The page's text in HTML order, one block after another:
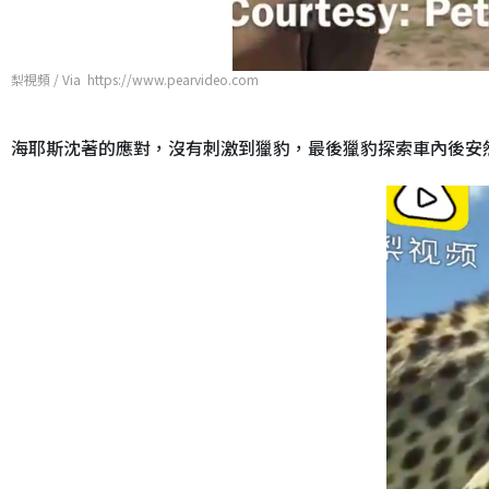
梨視頻 / Via https://www.pearvideo.com
海耶斯沈著的應對，沒有刺激到獵豹，最後獵豹探索車內後安